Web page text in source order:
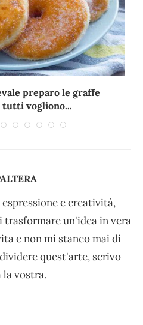
preparo le graffe
tutti vogliono...
espressione e creatività,
trasformare un'idea in vera
e non mi stanco mai di
quest'arte, scrivo
la vostra.